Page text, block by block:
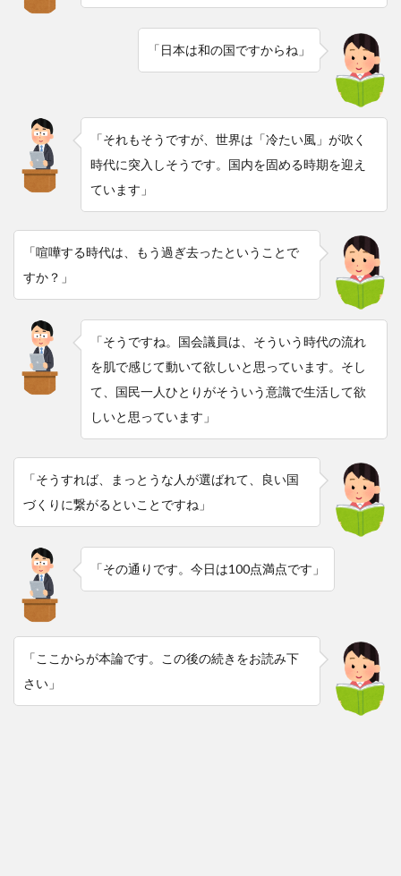
「日本は和の国ですからね」
「それもそうですが、世界は「冷たい風」が吹く
時代に突入しそうです。国内を固める時期を迎え
ています」
「喧嘩する時代は、もう過ぎ去ったということで
すか？」
「そうですね。国会議員は、そういう時代の流れ
を肌で感じて動いて欲しいと思っています。そし
て、国民一人ひとりがそういう意識で生活して欲
しいと思っています」
「そうすれば、まっとうな人が選ばれて、良い国
づくりに繋がるといことですね」
「その通りです。今日は100点満点です」
「ここからが本論です。この後の続きをお読み下
さい」